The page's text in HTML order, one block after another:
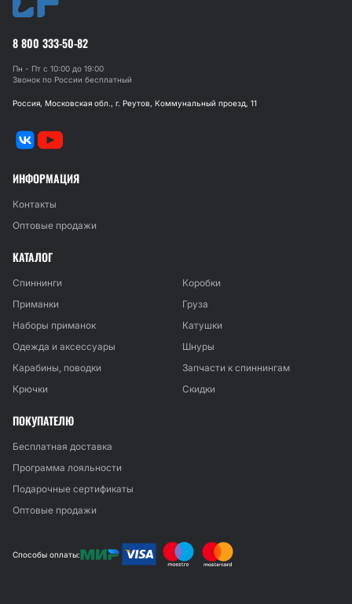
8 800 333-50-82
Пн - Пт с 10:00 до 19:00
Звонок по России бесплатный
Россия, Московская обл., г. Реутов, Коммунальный проезд, 11
ИНФОРМАЦИЯ
Контакты
Оптовые продажи
КАТАЛОГ
Спиннинги
Коробки
Приманки
Груза
Наборы приманок
Катушки
Одежда и аксессуары
Шнуры
Карабины, поводки
Запчасти к спиннингам
Крючки
Скидки
ПОКУПАТЕЛЮ
Бесплатная доставка
Программа лояльности
Подарочные сертификаты
Оптовые продажи
Способы оплаты: